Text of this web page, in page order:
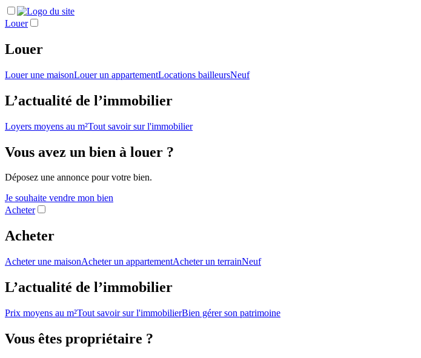
Louer
Louer
Louer une maisonLouer un appartementLocations bailleursNeuf
L’actualité de l’immobilier
Loyers moyens au m²Tout savoir sur l'immobilier
Vous avez un bien à louer ?
Déposez une annonce pour votre bien.
Je souhaite vendre mon bien
Acheter
Acheter
Acheter une maisonAcheter un appartementAcheter un terrainNeuf
L’actualité de l’immobilier
Prix moyens au m²Tout savoir sur l'immobilierBien gérer son patrimoine
Vous êtes propriétaire ?